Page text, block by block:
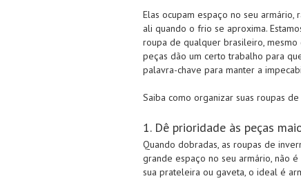
Elas ocupam espaço no seu
ali quando o frio se aproxima.
roupa de qualquer brasileiro, mesmo
peças dão um certo trabalho para
palavra-chave para manter a
Saiba como organizar suas roupas
1. Dê prioridade às peças
Quando dobradas, as roupas de
grande espaço no seu armário, não
sua prateleira ou gaveta, o ideal é